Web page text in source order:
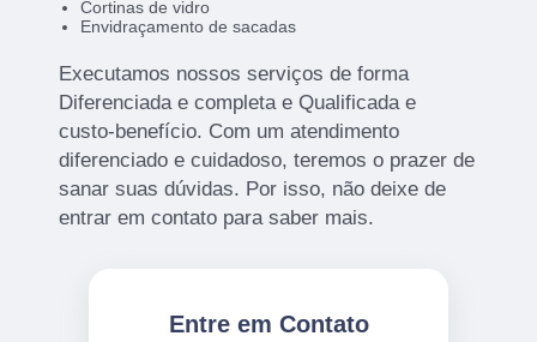
Cortinas de vidro
Envidraçamento de sacadas
Executamos nossos serviços de forma
Diferenciada e completa e Qualificada e
custo-benefício. Com um atendimento
diferenciado e cuidadoso, teremos o prazer de
sanar suas dúvidas. Por isso, não deixe de
entrar em contato para saber mais.
Entre em Contato